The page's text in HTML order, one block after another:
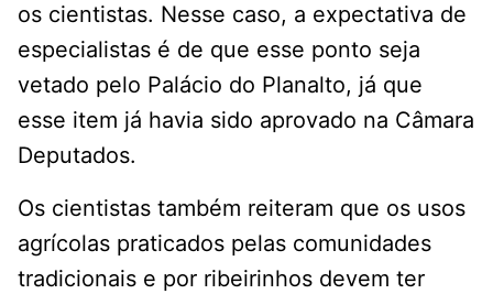
os cientistas. Nesse caso, a expectativa de
especialistas é de que esse ponto seja
vetado pelo Palácio do Planalto, já que
esse item já havia sido aprovado na Câmara
Deputados.
Os cientistas também reiteram que os usos
agrícolas praticados pelas comunidades
tradicionais e por ribeirinhos devem ter